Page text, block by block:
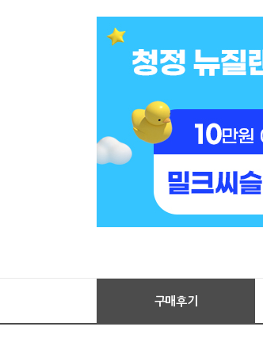
구매후기